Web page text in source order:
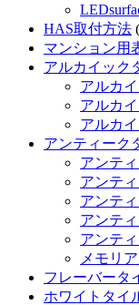
HAS取付方法
マンション用
アルカイック
アルカ
アルカ
アルカ
アンティーク
アンテ
アンテ
アンテ
アンテ
アンテ
メモリ
フレーバータ
ホワイトタイ